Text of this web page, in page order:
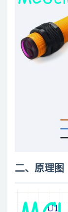
二、原理图